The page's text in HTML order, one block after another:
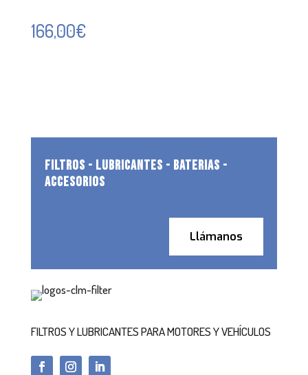
166,00€
FILTROS - LUBRICANTES - BATERIAS -
ACCESORIOS
Llámanos
FILTROS Y LUBRICANTES PARA MOTORES Y VEHÍCULOS